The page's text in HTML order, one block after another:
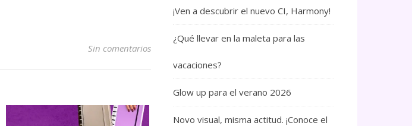
Sin comentarios
¡Ven a descubrir el nuevo CI, Harmony!
¿Qué llevar en la maleta para las
vacaciones?
Glow up para el verano 2026
Novo visual, misma actitud. ¡Conoce el